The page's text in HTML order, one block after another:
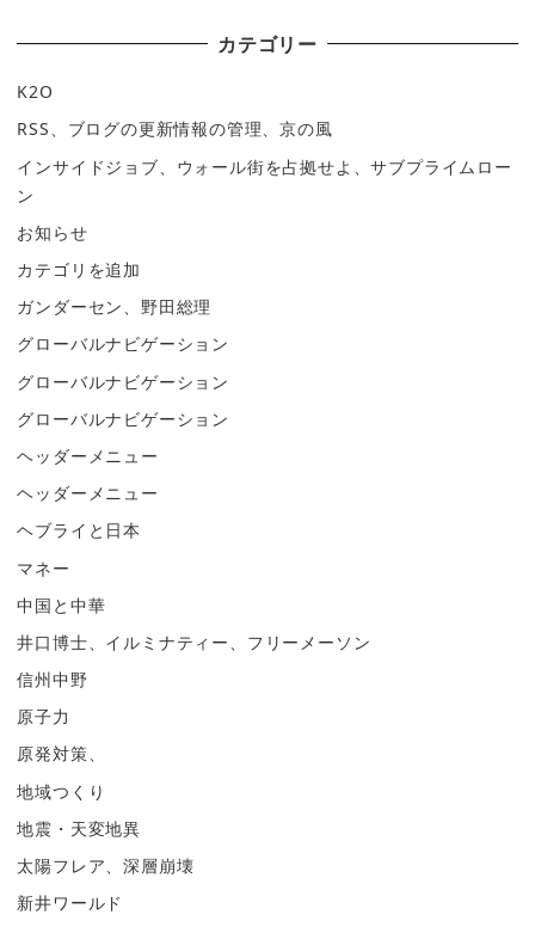
カテゴリー
K2O
RSS、ブログの更新情報の管理、京の風
インサイドジョブ、ウォール街を占拠せよ、サブプライムロー
ン
お知らせ
カテゴリを追加
ガンダーセン、野田総理
グローバルナビゲーション
グローバルナビゲーション
グローバルナビゲーション
ヘッダーメニュー
ヘッダーメニュー
ヘブライと日本
マネー
中国と中華
井口博士、イルミナティー、フリーメーソン
信州中野
原子力
原発対策、
地域つくり
地震・天変地異
太陽フレア、深層崩壊
新井ワールド